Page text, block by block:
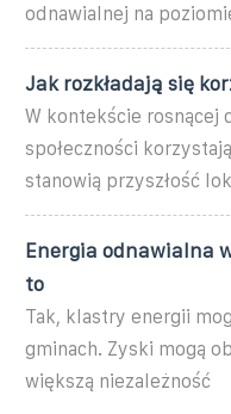
odnawialnej na
Jak rozkładają się
W kontekście rosnącej
społeczności
stanowią przyszłość
Energia odnawialna
to
Tak, klastry energii
gminach. Zyski mogą
większą niezależność